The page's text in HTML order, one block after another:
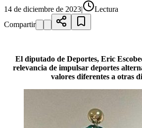
14 de diciembre de 2023|
Lectura
Compartir
El diputado de Deportes, Eric
relevancia de impulsar deportes
valores diferentes a otras